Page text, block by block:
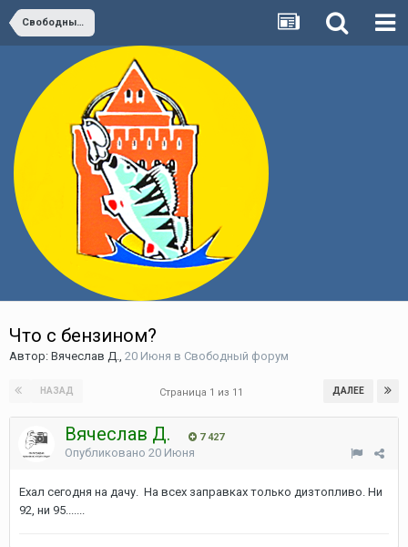
Свободный форум
Что с бензином?
Автор: Вячеслав Д., 20 Июня в Свободный форум
НАЗАД ДАЛЕЕ
Страница 1 из 11
Вячеслав Д. 7 427
Опубликовано 20 Июня
Ехал сегодня на дачу. На всех заправках только дизтопливо. Ни
92, ни 95.......